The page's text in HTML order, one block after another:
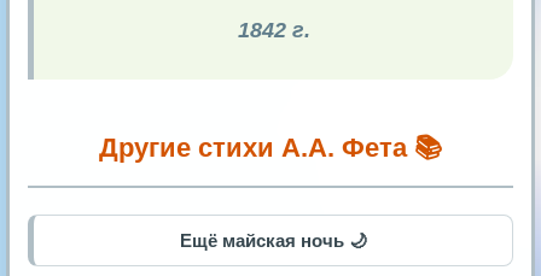
1842 г.
Другие стихи А.А. Фета 📚
Ещё майская ночь 🌙